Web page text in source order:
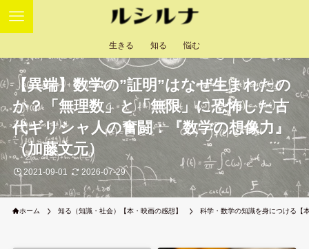
生きる 知る 悩む
【異端】数学の”証明”はなぜ生まれたの
か？「無理数」と「無限」に恐怖した古
代ギリシャ人の奮闘：『数学の想像力』
（加藤文元）
2021-09-01 2026-07-29
ホーム 知る（知識・社会）【本・映画の感想】 科学・数学の知識を身につける【